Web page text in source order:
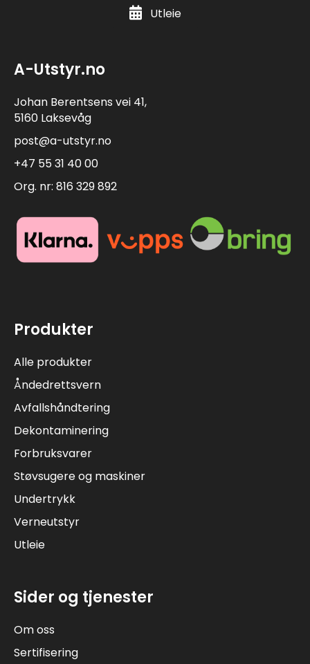
Utleie
A-Utstyr.no
Johan Berentsens vei 41,
5160 Laksevåg
post@a-utstyr.no
+47 55 31 40 00
Org. nr: 816 329 892
Produkter
Alle produkter
Åndedrettsvern
Avfallshåndtering
Dekontaminering
Forbruksvarer
Støvsugere og maskiner
Undertrykk
Verneutstyr
Utleie
Sider og tjenester
Om oss
Sertifisering